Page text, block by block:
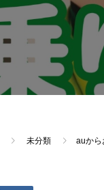
未分類 auから